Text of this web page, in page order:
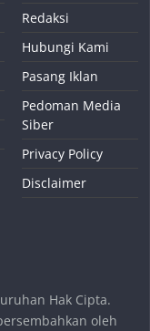
Redaksi
Hubungi Kami
Pasang Iklan
Pedoman Media
Siber
Privacy Policy
Disclaimer
Hak Cipta.
oleh